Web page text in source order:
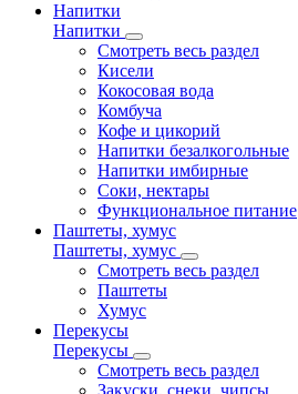
Напитки
Напитки
Смотреть весь раздел
Кисели
Кокосовая вода
Комбуча
Кофе и цикорий
Напитки безалкогольные
Напитки имбирные
Соки, нектары
Функциональное питание
Паштеты, хумус
Паштеты, хумус
Смотреть весь раздел
Паштеты
Хумус
Перекусы
Перекусы
Смотреть весь раздел
Закуски, снеки, чипсы